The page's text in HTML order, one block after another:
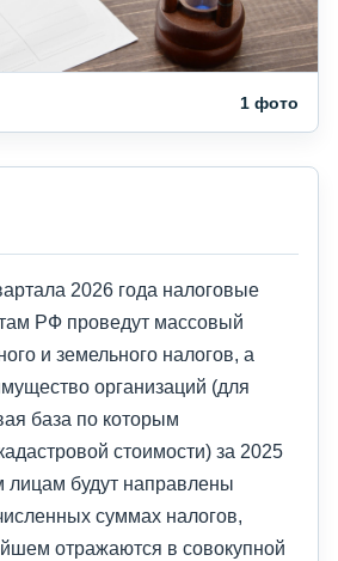
1 фото
2026 года налоговые
РФ проведут массовый
и земельного налогов, а
организаций (для
база по которым
стоимости) за 2025
лицам будут направлены
суммах налогов,
отражаются в совокупной